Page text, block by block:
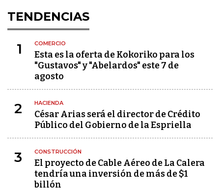
TENDENCIAS
1 COMERCIO
Esta es la oferta de Kokoriko para los
"Gustavos" y "Abelardos" este 7 de
agosto
2 HACIENDA
César Arias será el director de Crédito
Público del Gobierno de la Espriella
3 CONSTRUCCIÓN
El proyecto de Cable Aéreo de La Calera
tendría una inversión de más de $1
billón